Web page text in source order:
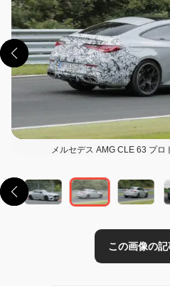
メルセデス AMG CLE 63 プ